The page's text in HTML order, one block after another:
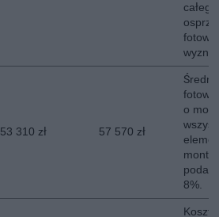
53 310 zł 57 570 zł
Średni
o
8%.
Koszt